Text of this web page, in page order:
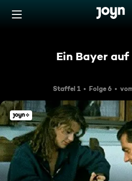
Zum Inhalt springen
Ein Bayer auf
Staffel 1 Folge 6